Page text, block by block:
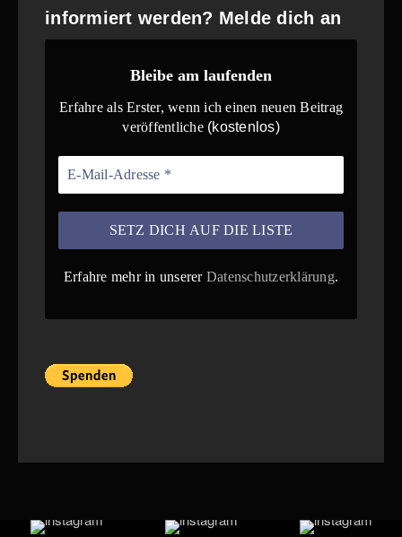
informiert werden? Melde dich an
Bleibe am laufenden
Erfahre als Erster, wenn ich einen neuen Beitrag
veröffentliche(kostenlos)
Erfahre mehr in unserer Datenschutzerklärung.